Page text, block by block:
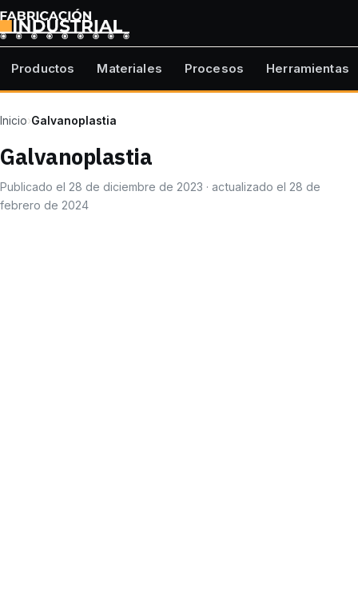
Productos Materiales Procesos Herramientas
Inicio›Galvanoplastia
Galvanoplastia
Publicado el 28 de diciembre de 2023 · actualizado el 28 de
febrero de 2024